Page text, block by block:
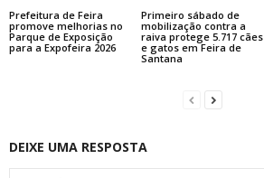
Prefeitura de Feira
promove melhorias no
Parque de Exposição
para a Expofeira 2026
Primeiro sábado de
mobilização contra a
raiva protege 5.717 cães
e gatos em Feira de
Santana
DEIXE UMA RESPOSTA